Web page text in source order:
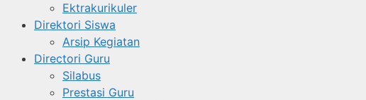
Ektrakurikuler
Direktori Siswa
Arsip Kegiatan
Directori Guru
Silabus
Prestasi Guru